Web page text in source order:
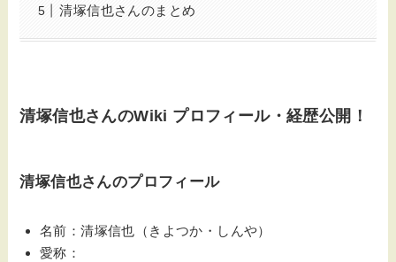
清塚信也さんのまとめ
清塚信也さんのWiki プロフィール・経歴公開！
清塚信也さんのプロフィール
名前：清塚信也（きよつか・しんや）
愛称：